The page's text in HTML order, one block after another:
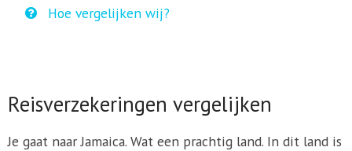
Hoe vergelijken wij?
Reisverzekeringen vergelijken
Je gaat naar Jamaica. Wat een prachtig land. In dit land is